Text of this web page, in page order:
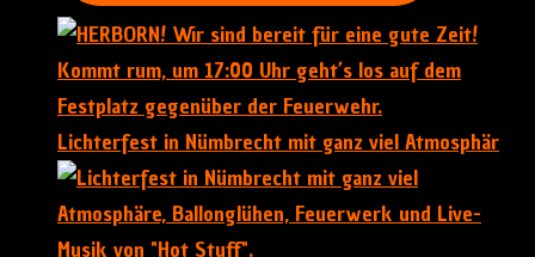
Lichterfest in Nümbrecht mit ganz viel Atmosphär